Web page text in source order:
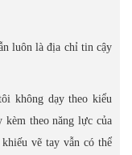
luôn là địa chỉ tin cậy
không dạy theo kiểu
kèm theo năng lực của
vẽ tay vẫn có thể